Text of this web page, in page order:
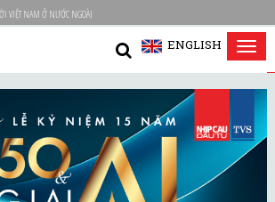
VIỆT NAM Ở NƯỚC NGOÀI
ENGLISH